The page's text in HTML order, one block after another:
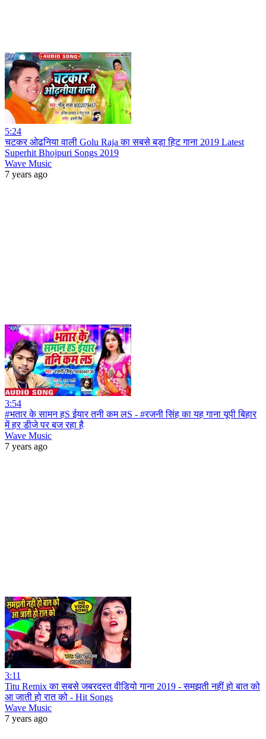
5:24
चटकर ओढनिया वाली Golu Raja का सबसे बड़ा हिट गाना 2019 Latest
Superhit Bhojpuri Songs 2019
Wave Music
7 years ago
3:54
#भतार के सामन हS ईयार तनी कम लS - #रजनी सिंह का यह गाना यूपी बिहार
में हर डीजे पर बज रहा है
Wave Music
7 years ago
3:11
Titu Remix का सबसे जबरदस्त वीडियो गाना 2019 - समझती नहीं हो बात को
आ जाती हो रात को - Hit Songs
Wave Music
7 years ago